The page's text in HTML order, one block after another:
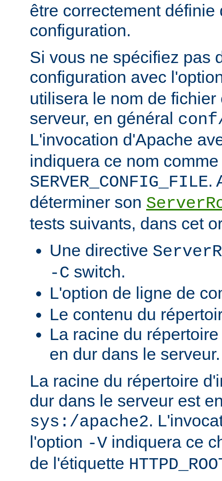
être correctement
configuration.
Si vous ne spécifiez pas
configuration avec
utilisera le nom de
serveur, en général
L'invocation d'Apache
indiquera ce nom
SERVER_CONFIG_FILE.
déterminer son
tests suivants, dans cet
Une directive
-C switch.
L'option de ligne de
Le contenu du
La racine du
en dur dans le serveur.
La racine du répertoire
dur dans le serveur est
sys:/apache2.
l'option -V indiquera ce
de l'étiquette